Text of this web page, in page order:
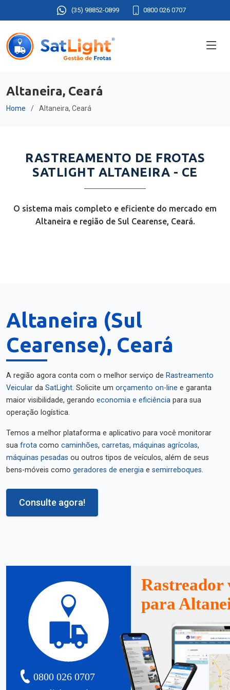
(35) 98852-0899 0800 026 0707
Altaneira, Ceará
Home Altaneira, Ceará
RASTREAMENTO DE FROTAS
SATLIGHT ALTANEIRA - CE
O sistema mais completo e eficiente do mercado em
Altaneira e região de Sul Cearense, Ceará.
Altaneira (Sul
Cearense), Ceará
A região agora conta com o melhor serviço de Rastreamento
Veicular da SatLight. Solicite um orçamento on-line e garanta
maior visibilidade, gerando economia e eficiência para sua
operação logística.
Temos a melhor plataforma e aplicativo para você monitorar
sua frota como caminhões, carretas, máquinas agrícolas,
máquinas pesadas ou outros tipos de veículos, além de seus
bens-móveis como geradores de energia e semirreboques.
Consulte agora!
0800 026 0707
Rastreador
para